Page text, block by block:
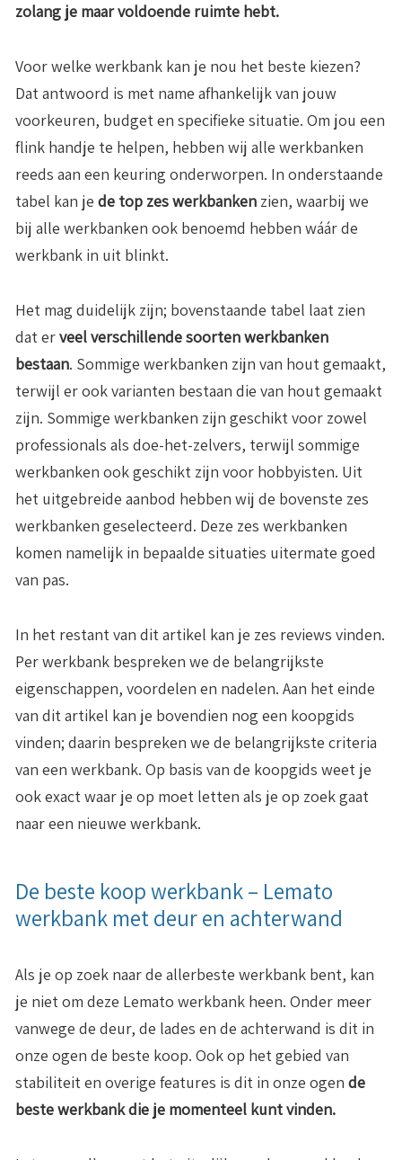
zolang je maar voldoende ruimte hebt.
Voor welke werkbank kan je nou het beste kiezen?
Dat antwoord is met name afhankelijk van jouw
voorkeuren, budget en specifieke situatie. Om jou een
flink handje te helpen, hebben wij alle werkbanken
reeds aan een keuring onderworpen. In onderstaande
tabel kan je de top zes werkbanken zien, waarbij we
bij alle werkbanken ook benoemd hebben wáár de
werkbank in uit blinkt.
Het mag duidelijk zijn; bovenstaande tabel laat zien
dat erveel verschillende soorten werkbanken
bestaan. Sommige werkbanken zijn van hout gemaakt,
terwijl er ook varianten bestaan die van hout gemaakt
zijn. Sommige werkbanken zijn geschikt voor zowel
professionals als doe-het-zelvers, terwijl sommige
werkbanken ook geschikt zijn voor hobbyisten. Uit
het uitgebreide aanbod hebben wij de bovenste zes
werkbanken geselecteerd. Deze zes werkbanken
komen namelijk in bepaalde situaties uitermate goed
van pas.
In het restant van dit artikel kan je zes reviews vinden.
Per werkbank bespreken we de belangrijkste
eigenschappen, voordelen en nadelen. Aan het einde
van dit artikel kan je bovendien nog een koopgids
vinden; daarin bespreken we de belangrijkste criteria
van een werkbank. Op basis van de koopgids weet je
ook exact waar je op moet letten als je op zoek gaat
naar een nieuwe werkbank.
De beste koop werkbank – Lemato
werkbank met deur en achterwand
Als je op zoek naar de allerbeste werkbank bent, kan
je niet om deze Lemato werkbank heen. Onder meer
vanwege de deur, de lades en de achterwand is dit in
onze ogen de beste koop. Ook op het gebied van
stabiliteit en overige features is dit in onze ogen de
beste werkbank die je momenteel kunt vinden.